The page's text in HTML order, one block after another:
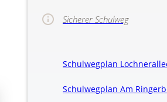
Sicherer Schulweg
Schulwegplan
Schulwegplan Am